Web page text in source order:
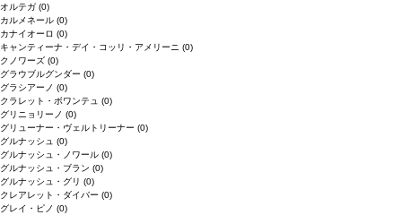
オルテガ (0)
カルメネール (0)
カナイオーロ (0)
キャンティーナ・デイ・コッリ・アメリーニ (0)
クノワーズ (0)
グラウブルグンダー (0)
グラシアーノ (0)
クラレット・ボワンテュ (0)
グリニョリーノ (0)
グリューナー・ヴェルトリーナー (0)
グルナッシュ (0)
グルナッシュ・ノワール (0)
グルナッシュ・ブラン (0)
グルナッシュ・グリ (0)
クレアレット・ダイバー (0)
グレイ・ピノ (0)